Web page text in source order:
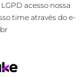
acesso nossa
time através do e-